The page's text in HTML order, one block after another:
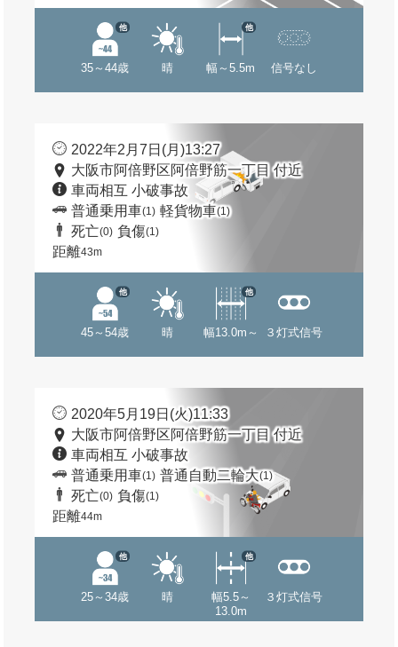
35～44歳
他
晴 幅～5.5m
他
信号なし
2022年2月7日(月)13:27
大阪市阿倍野区阿倍野筋一丁目 付近
車両相互 小破事故
普通乗用車(1) 軽貨物車(1)
死亡(0) 負傷(1)
距離43m
45～54歳
他
晴 幅13.0m～
他
３灯式信号
2020年5月19日(火)11:33
大阪市阿倍野区阿倍野筋一丁目 付近
車両相互 小破事故
普通乗用車(1) 普通自動二輪大(1)
死亡(0) 負傷(1)
距離44m
25～34歳
他
晴
幅5.5～
13.0m
他
３灯式信号